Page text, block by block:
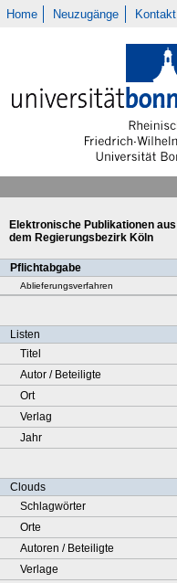
Home Neuzugänge Kontakt
Elektronische Publikationen aus
dem Regierungsbezirk Köln
Pflichtabgabe
Ablieferungsverfahren
Listen
Titel
Autor / Beteiligte
Ort
Verlag
Jahr
Clouds
Schlagwörter
Orte
Autoren / Beteiligte
Verlage